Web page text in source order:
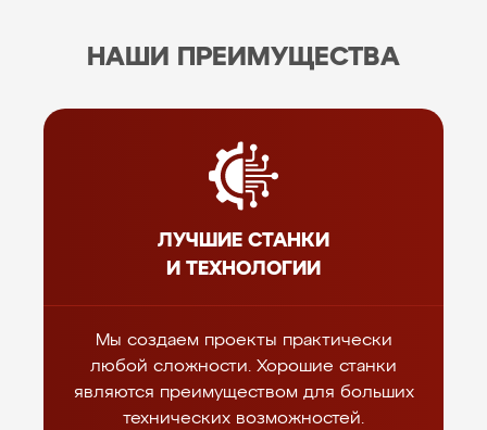
НАШИ ПРЕИМУЩЕСТВА
ЛУЧШИЕ СТАНКИ
И ТЕХНОЛОГИИ
Мы создаем проекты практически
любой сложности. Хорошие станки
являются преимуществом для больших
технических возможностей.